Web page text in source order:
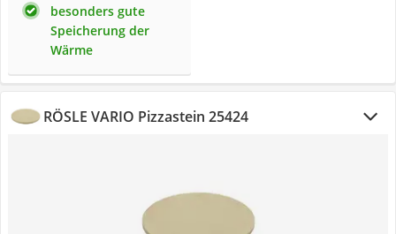
besonders gute
Speicherung der
Wärme
RÖSLE VARIO Pizzastein 25424